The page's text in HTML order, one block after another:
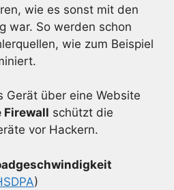
wie es sonst mit den
war. So werden schon
wie zum Beispiel
Gerät über eine Website
schützt die
vor Hackern.
)